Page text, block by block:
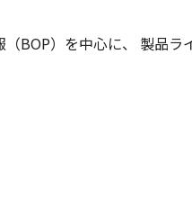
BOP）を中心に、 製品